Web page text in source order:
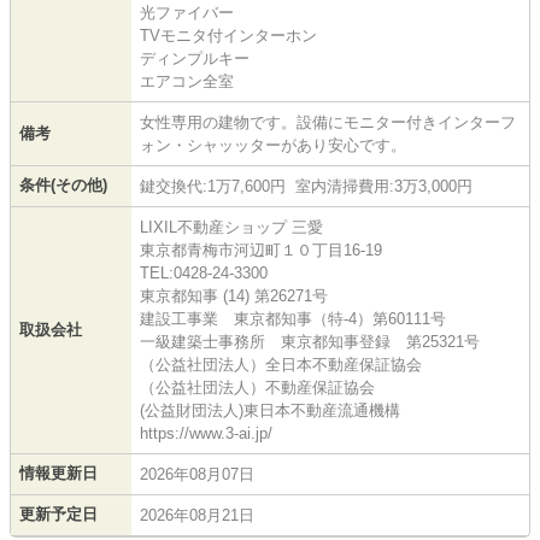
光ファイバー
TVモニタ付インターホン
ディンプルキー
エアコン全室
備考
女性専用の建物です。設備にモニター付きインターフ
ォン・シャッッターがあり安心です。
条件(その他) 鍵交換代:1万7,600円 室内清掃費用:3万3,000円
取扱会社
LIXIL不動産ショップ 三愛
東京都青梅市河辺町１０丁目16-19
TEL:0428-24-3300
東京都知事 (14) 第26271号
建設工事業 東京都知事（特-4）第60111号
一級建築士事務所 東京都知事登録 第25321号
（公益社団法人）全日本不動産保証協会
（公益社団法人）不動産保証協会
(公益財団法人)東日本不動産流通機構
https://www.3-ai.jp/
情報更新日 2026年08月07日
更新予定日 2026年08月21日